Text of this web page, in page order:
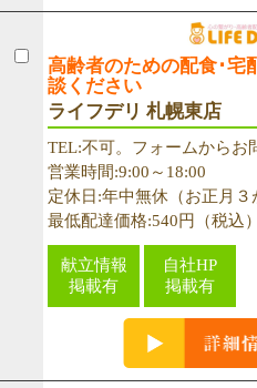
高齢者のための配食･宅
談ください
ライフデリ 札幌東店
TEL:不可。フォームからお
営業時間:9:00～18:00
定休日:年中無休（お正月３
最低配達価格:540円（税込）
献立情報
掲載有
自社HP
掲載有